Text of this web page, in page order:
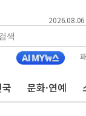
2026.08.06
문화·연예
자 기여도 일반 2배